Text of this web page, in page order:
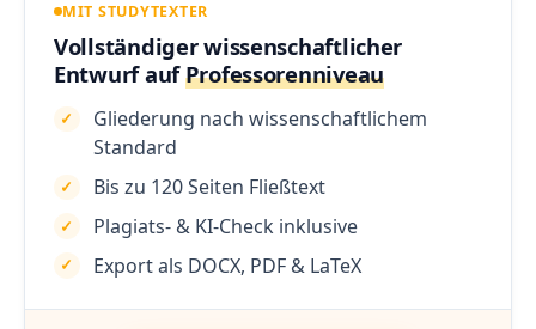
MIT STUDYTEXTER
Vollständiger wissenschaftlicher
Entwurf auf Professorenniveau
Gliederung nach wissenschaftlichem
Standard
Bis zu 120 Seiten Fließtext
Plagiats- & KI-Check inklusive
Export als DOCX, PDF & LaTeX